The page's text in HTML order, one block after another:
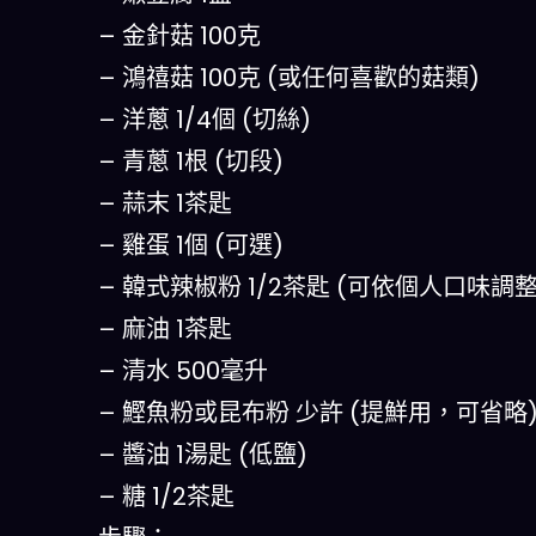
– 金針菇 100克
– 鴻禧菇 100克 (或任何喜歡的菇類)
– 洋蔥 1/4個 (切絲)
– 青蔥 1根 (切段)
– 蒜末 1茶匙
– 雞蛋 1個 (可選)
– 韓式辣椒粉 1/2茶匙 (可依個人口味調
– 麻油 1茶匙
– 清水 500毫升
– 鰹魚粉或昆布粉 少許 (提鮮用，可省略
– 醬油 1湯匙 (低鹽)
– 糖 1/2茶匙